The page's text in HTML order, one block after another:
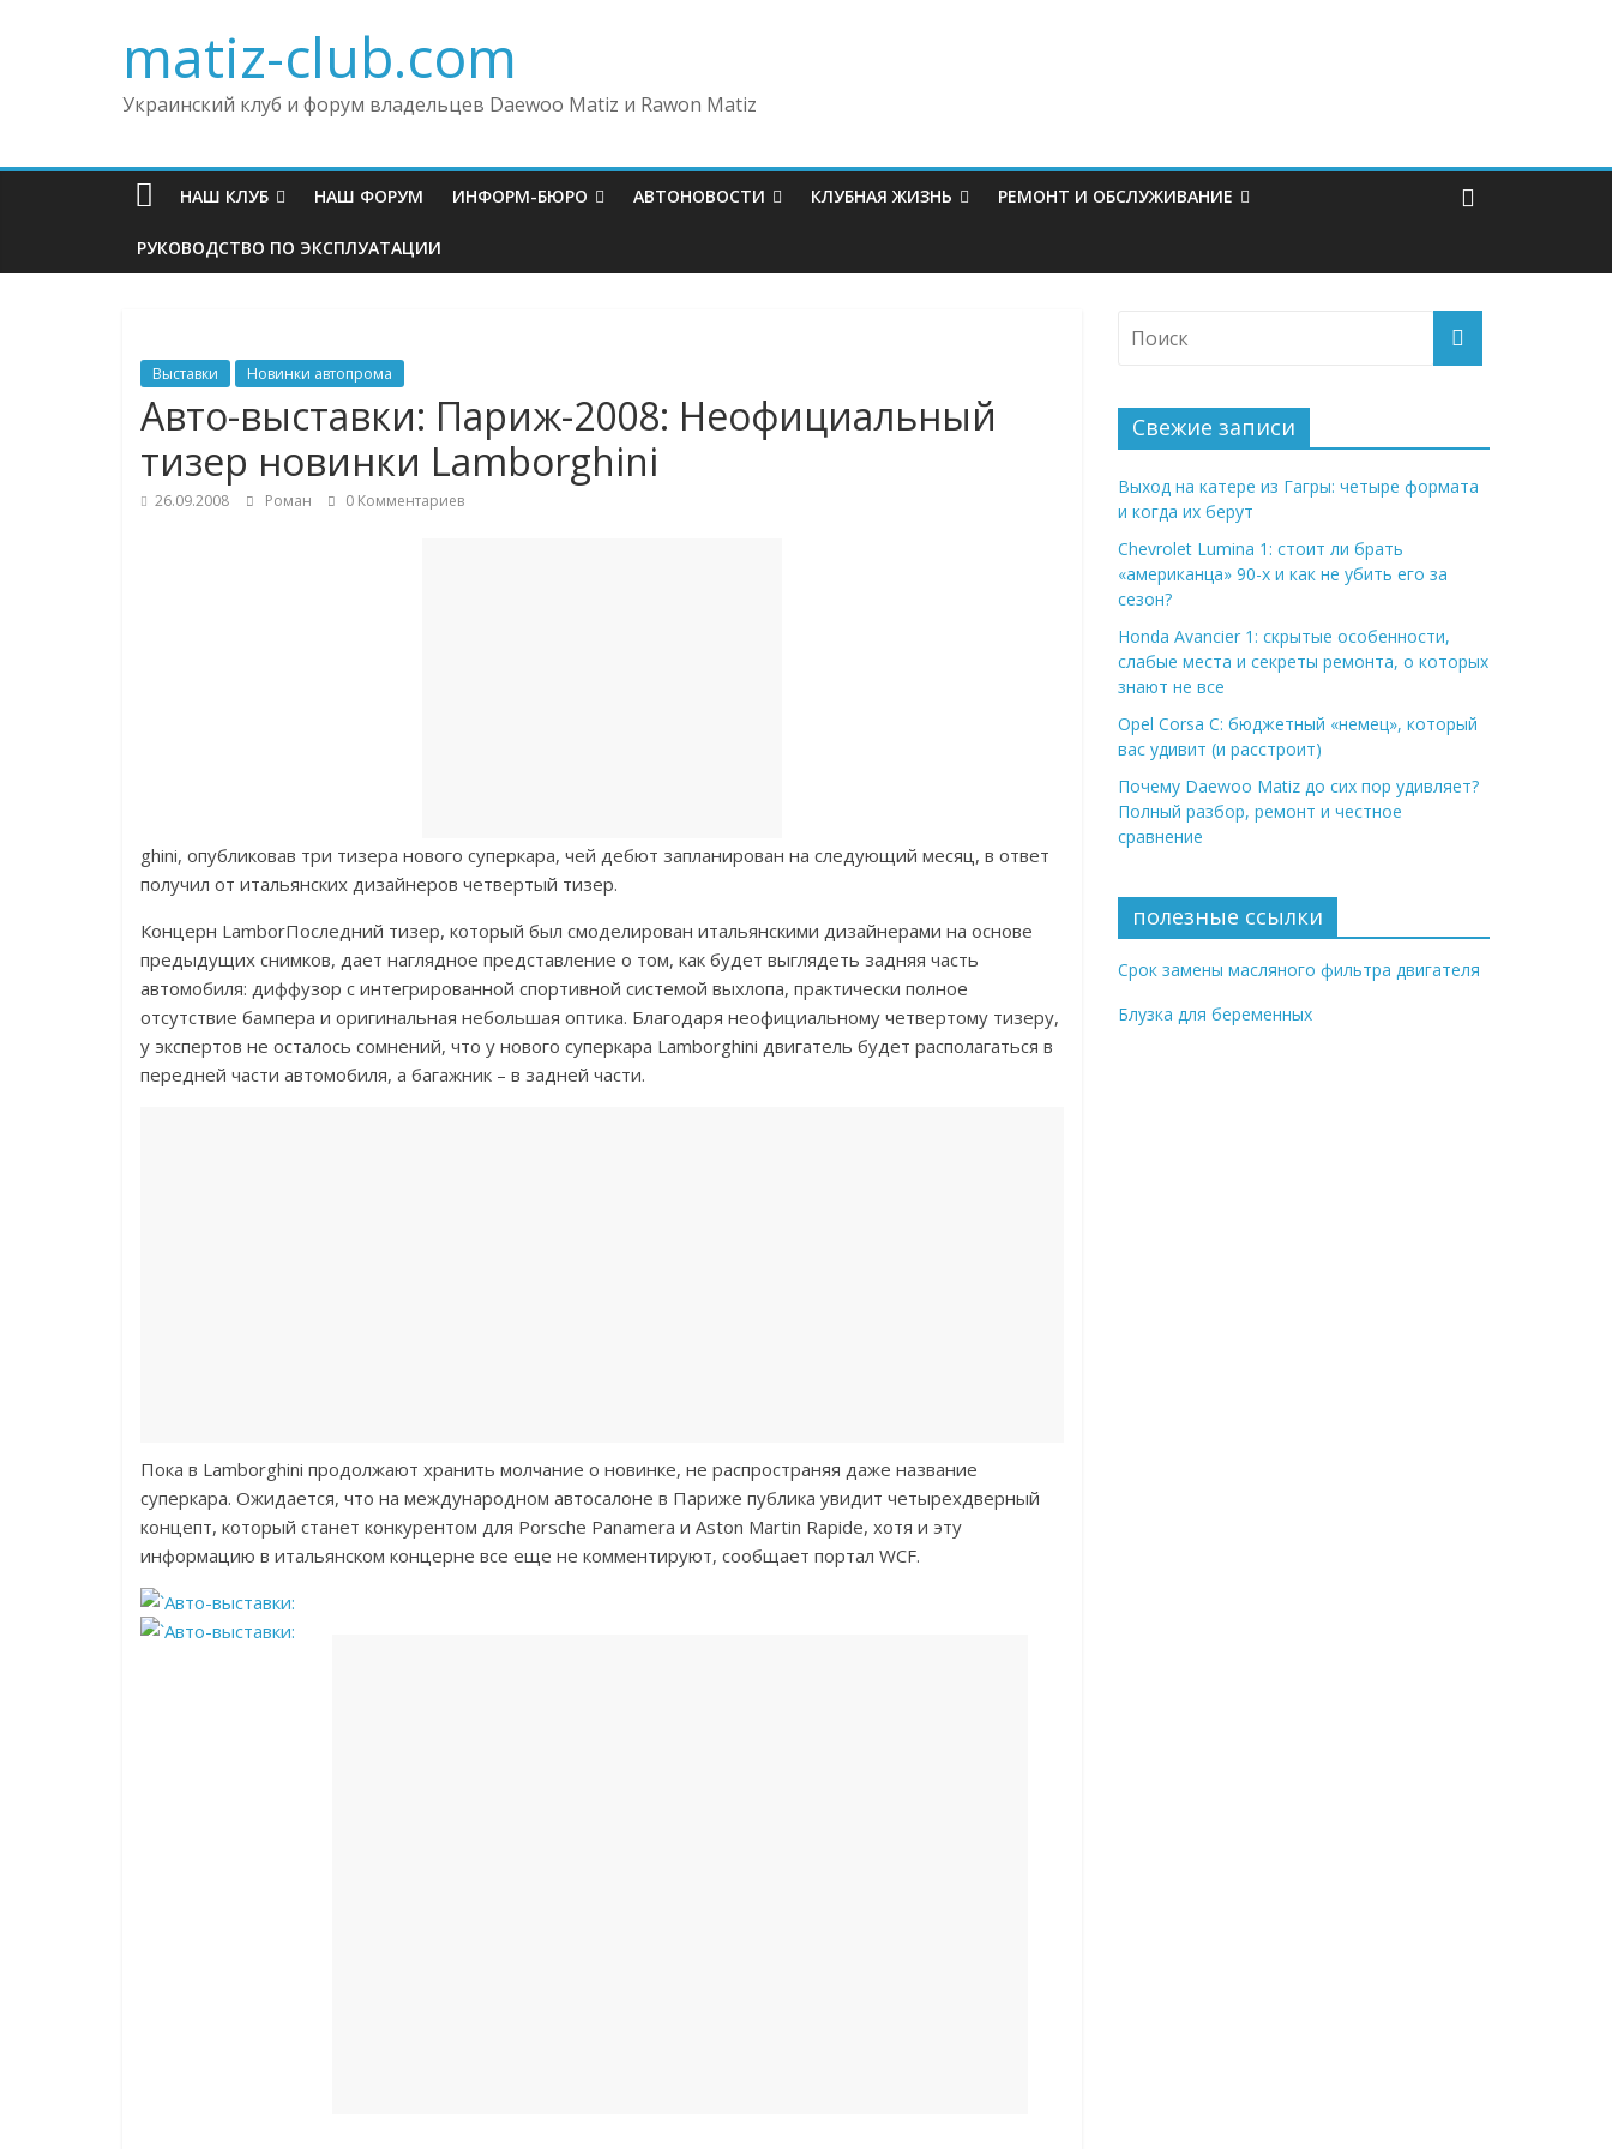
matiz-club.com
Украинский клуб и форум владельцев Daewoo Matiz и Rawon Matiz
НАШ КЛУБ НАШ ФОРУМ ИНФОРМ-БЮРО АВТОНОВОСТИ КЛУБНАЯ ЖИЗНЬ РЕМОНТ И ОБСЛУЖИВАНИЕ
РУКОВОДСТВО ПО ЭКСПЛУАТАЦИИ
Выставки Новинки автопрома
Авто-выставки: Париж-2008: Неофициальный
тизер новинки Lamborghini
26.09.2008 Роман 0 Комментариев
ghini, опубликовав три тизера нового суперкара, чей дебют запланирован на следующий месяц, в ответ
получил от итальянских дизайнеров четвертый тизер.
Концерн LamborПоследний тизер, который был смоделирован итальянскими дизайнерами на основе
предыдущих снимков, дает наглядное представление о том, как будет выглядеть задняя часть
автомобиля: диффузор с интегрированной спортивной системой выхлопа, практически полное
отсутствие бампера и оригинальная небольшая оптика. Благодаря неофициальному четвертому тизеру,
у экспертов не осталось сомнений, что у нового суперкара Lamborghini двигатель будет располагаться в
передней части автомобиля, а багажник – в задней части.
Пока в Lamborghini продолжают хранить молчание о новинке, не распространяя даже название
суперкара. Ожидается, что на международном автосалоне в Париже публика увидит четырехдверный
концепт, который станет конкурентом для Porsche Panamera и Aston Martin Rapide, хотя и эту
информацию в итальянском концерне все еще не комментируют, сообщает портал WCF.
Свежие записи
Выход на катере из Гагры: четыре формата
и когда их берут
Chevrolet Lumina 1: стоит ли брать
«американца» 90-х и как не убить его за
сезон?
Honda Avancier 1: скрытые особенности,
слабые места и секреты ремонта, о которых
знают не все
Opel Corsa C: бюджетный «немец», который
вас удивит (и расстроит)
Почему Daewoo Matiz до сих пор удивляет?
Полный разбор, ремонт и честное
сравнение
полезные ссылки
Срок замены масляного фильтра двигателя
Блузка для беременных